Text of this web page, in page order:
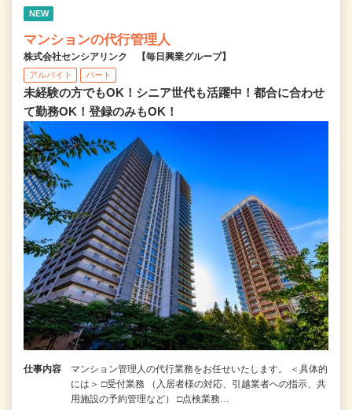
NEW
マンションの代行管理人
株式会社センシアリンク 【毎日興業グループ】
アルバイト パート
未経験の方でもOK！シニア世代も活躍中！都合に合わせ
て勤務OK！登録のみもOK！
仕事内容
マンション管理人の代行業務をお任せいたします。 ＜具体的
には＞ □受付業務 （入居者様の対応、引越業者への指示、共
用施設の予約管理など） □点検業務…